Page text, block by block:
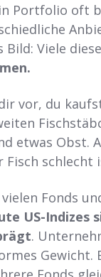
Portfolio oft
Viele
vor, du
etwas Obst.
Fisch
Fonds
US-Indizes
.
Gewicht.